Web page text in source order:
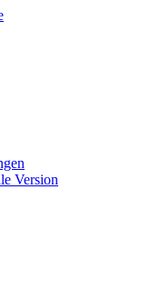
Version